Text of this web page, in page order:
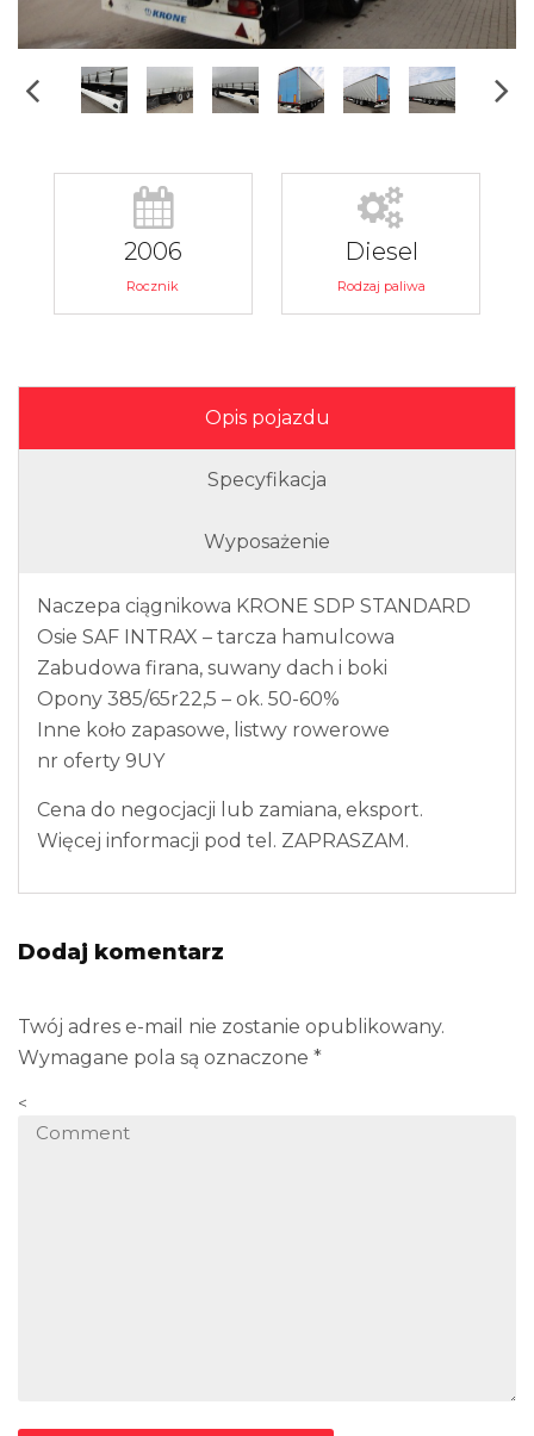
2006
Rocznik
Diesel
Rodzaj paliwa
Opis pojazdu
Specyfikacja
Wyposażenie
Naczepa ciągnikowa KRONE SDP STANDARD
Osie SAF INTRAX – tarcza hamulcowa
Zabudowa firana, suwany dach i boki
Opony 385/65r22,5 – ok. 50-60%
Inne koło zapasowe, listwy rowerowe
nr oferty 9UY
Cena do negocjacji lub zamiana, eksport.
Więcej informacji pod tel. ZAPRASZAM.
Dodaj komentarz
Twój adres e-mail nie zostanie opublikowany.
Wymagane pola są oznaczone *
<